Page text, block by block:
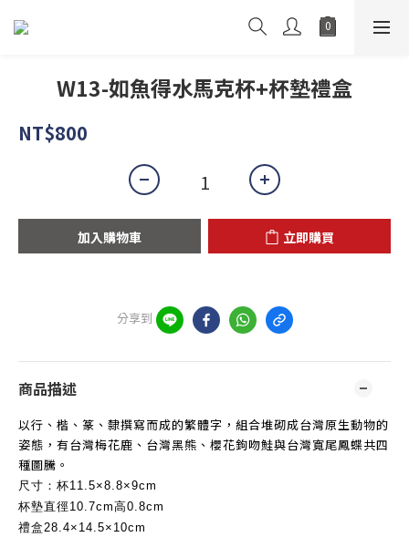
W13-如魚得水馬克杯+杯墊禮盒
NT$800
加入購物車 立即購買
分享到
商品描述
以行、楷、篆、隸撰寫而成的繁體字，組合堆砌成台灣原生動物的
姿態，有台灣梅花鹿、台灣黑熊、櫻花鉤吻鮭與台灣寬尾鳳蝶共四
種圖騰。
尺寸：杯11.5×8.8×9cm
杯墊直徑10.7cm高0.8cm
禮盒28.4×14.5×10cm